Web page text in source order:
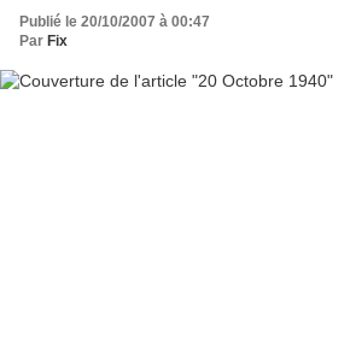
Publié le 20/10/2007 à 00:47
Par Fix